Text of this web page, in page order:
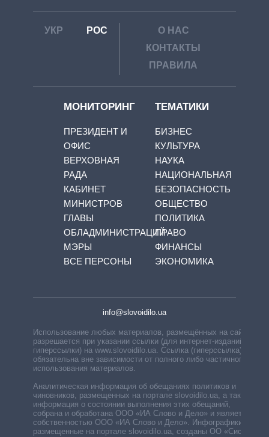
УКР РОС
О НАС
КОНТАКТЫ
ПРАВИЛА
МОНИТОРИНГ
ПРЕЗИДЕНТ И
ОФИС
ВЕРХОВНАЯ
РАДА
КАБИНЕТ
МИНИСТРОВ
ГЛАВЫ
ОБЛАДМИНИСТРАЦИЙ
МЭРЫ
ВСЕ ПЕРСОНЫ
ТЕМАТИКИ
БИЗНЕС
КУЛЬТУРА
НАУКА
НАЦИОНАЛЬНАЯ
БЕЗОПАСНОСТЬ
ОБЩЕСТВО
ПОЛИТИКА
ПРАВО
ФИНАНСЫ
ЭКОНОМИКА
info@slovoidilo.ua
Использование любых материалов, размещённых на сайте,
разрешается при указании ссылки (для интернет-изданий —
гиперссылки) на www.slovoidilo.ua. Ссылка (гиперссылка)
обязательна вне зависимости от полного либо частичного
использования материалов.
Аналитическая информация об обещаниях политиков и
чиновников, размещенных на портале slovoidilo.ua, а также
информация о состоянии выполнения этих обещаний,
собрана и обработана ООО «ИА Слово и Дело» и является
собственностью ООО «ИА Слово и Дело». Инфографики,
размещенные на портале slovoidilo.ua, созданы ОО «Система